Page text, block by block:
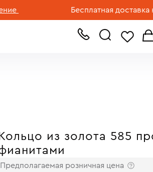
Бесплатная доставка+7
Кольцо из золота 585
Предполагаемая розничная цена